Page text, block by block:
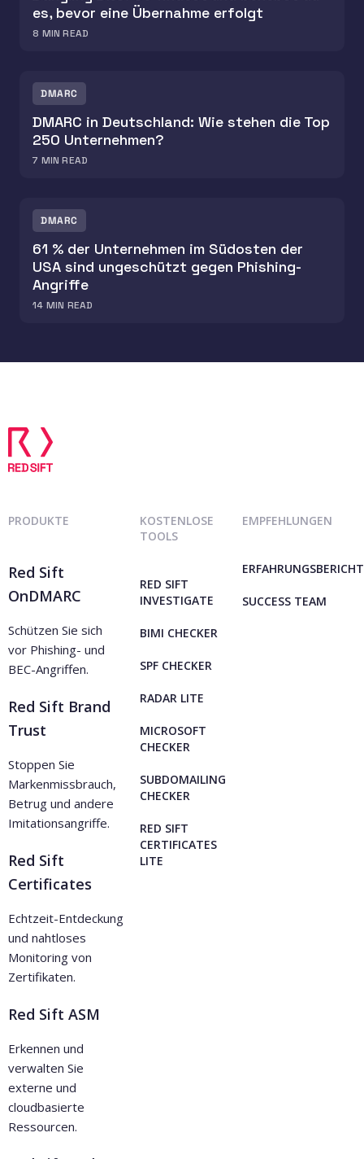
es, bevor eine Übernahme erfolgt
8 MIN READ
DMARC
DMARC in Deutschland: Wie stehen die Top
250 Unternehmen?
7 MIN READ
DMARC
61 % der Unternehmen im Südosten der
USA sind ungeschützt gegen Phishing-
Angriffe
14 MIN READ
PRODUKTE
Red Sift
OnDMARC
Schützen Sie sich
vor Phishing- und
BEC-Angriffen.
Red Sift Brand
Trust
Stoppen Sie
Markenmissbrauch,
Betrug und andere
Imitationsangriffe.
Red Sift
Certificates
Echtzeit-Entdeckung
und nahtloses
Monitoring von
Zertifikaten.
Red Sift ASM
Erkennen und
verwalten Sie
externe und
cloudbasierte
Ressourcen.
KOSTENLOSE
TOOLS
RED SIFT
INVESTIGATE
BIMI CHECKER
SPF CHECKER
RADAR LITE
MICROSOFT
CHECKER
SUBDOMAILING
CHECKER
RED SIFT
CERTIFICATES
LITE
EMPFEHLUNGEN
SUCCESS TEAM